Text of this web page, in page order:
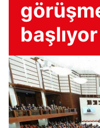
başlıyor